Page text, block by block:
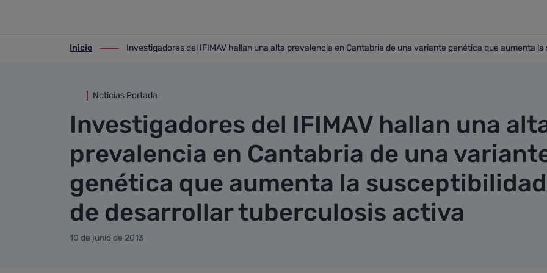
ir-a inicio
Inicio
ir-a Investigadores del IFIMAV hallan una alta prevalencia en Cantabria de una variante genética
Investigadores del IFIMAV hallan una alta prevalencia en Cantabria de una variante genética que aumenta
Noticias Portada
Investigadores del IFIMAV hallan una
prevalencia en Cantabria de una
genética que aumenta la susceptibilidad
de desarrollar tuberculosis activa
10 de junio de 2013